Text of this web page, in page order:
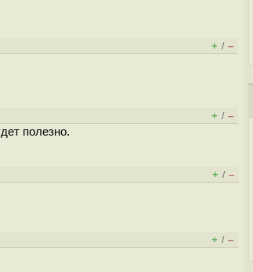
+ / –
+ / –
полезно.
+ / –
+ / –